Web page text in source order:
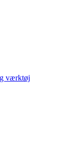
værktøj